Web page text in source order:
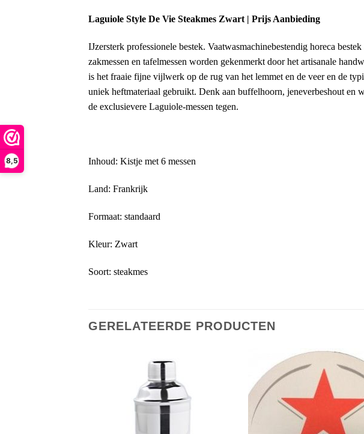
8,5
Laguiole Style De Vie Steakmes Zwart | Prijs Aanbieding
IJzersterk professionele bestek. Vaatwasmachinebestendig horeca
zakmessen en tafelmessen worden gekenmerkt door het artisanale
is het fraaie fijne vijlwerk op de rug van het lemmet en de veer en de
uniek heftmateriaal gebruikt. Denk aan buffelhoorn, jeneverbeshout
de exclusievere Laguiole-messen tegen.
Inhoud: Kistje met 6 messen
Land: Frankrijk
Formaat: standaard
Kleur: Zwart
Soort: steakmes
GERELATEERDE PRODUCTEN